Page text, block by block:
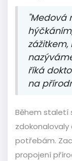
"Medová
říká
na
Během staletí
potřebám.
propojení